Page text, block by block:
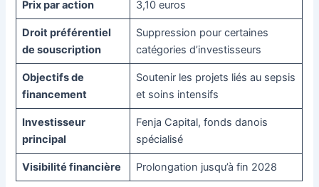
Prix par action 3,10 euros
Droit préférentiel
de souscription
Suppression pour certaines
catégories d’investisseurs
Objectifs de
financement
Soutenir les projets liés au sepsis
et soins intensifs
Investisseur
principal
Fenja Capital, fonds danois
spécialisé
Visibilité financière Prolongation jusqu’à fin 2028